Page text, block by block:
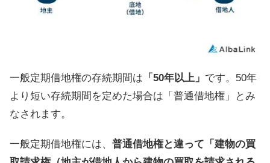
一般定期借地権の存続期間は 「50年以上」 です。50年
より短い存続期間を定めた場合は「普通借地権」とみ
なされます。
一般定期借地権には、 普通借地権と違って「建物の買